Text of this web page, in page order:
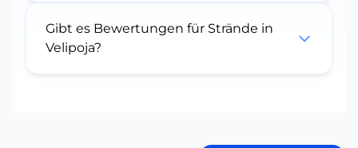
Gibt es Bewertungen für Strände in
Velipoja?